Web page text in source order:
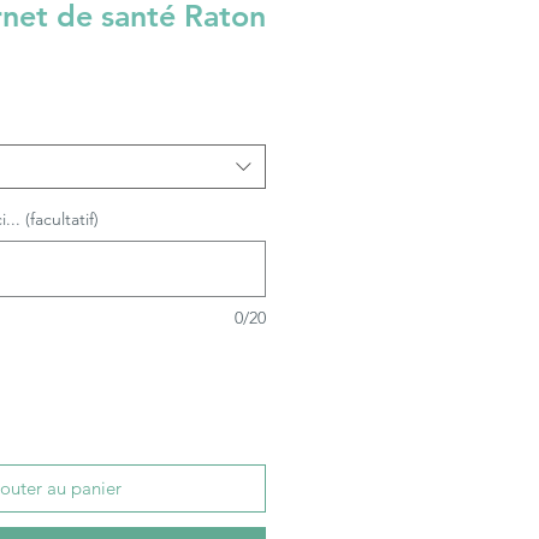
de santé Raton
(facultatif)
0/20
au panier